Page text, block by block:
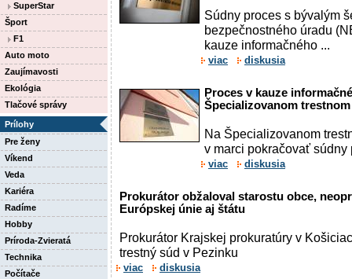
SuperStar
Šport
F1
Auto moto
Zaujímavosti
Ekológia
Tlačové správy
Prílohy
Pre ženy
Víkend
Veda
Kariéra
Radíme
Hobby
Príroda-Zvieratá
Technika
Počítače
Súdny proces s bývalým
bezpečnostného úradu
kauze informačného ...
viac diskusia
Proces v kauze
Špecializovanom
Na Špecializovanom
v marci pokračovať súdny
viac diskusia
Prokurátor obžaloval starostu obce,
Európskej únie aj štátu
Prokurátor Krajskej prokuratúry v
trestný súd v Pezinku
viac diskusia